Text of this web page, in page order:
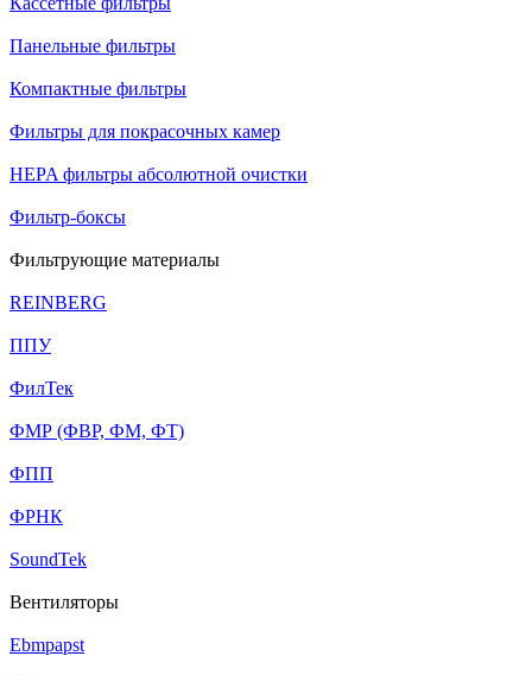
Панельные фильтры
Компактные фильтры
Фильтры для покрасочных камер
HEPA фильтры абсолютной очистки
Фильтр-боксы
Фильтрующие материалы
REINBERG
ППУ
ФилТек
ФМР (ФВР, ФМ, ФТ)
ФПП
ФРНК
SoundTek
Вентиляторы
Ebmpapst